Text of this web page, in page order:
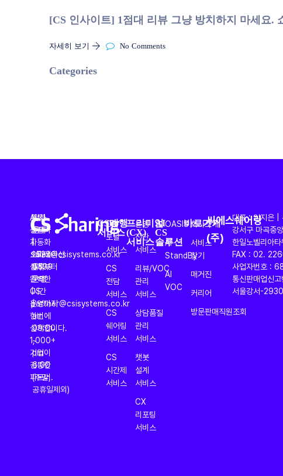
[CS 인사이트] 1점대 리뷰 그냥 방치하지 마세요.
자세히 보기 No Comments
Categories
AI
상담과
자동화
오퍼레이션
설계부터
완벽한
CS
운영까지
한번에
설계합니다.
1,000+
기업이
검증한
파트너.
도입
문의
|
sales@csisystems.co.kr
제휴
문의
|
partner@csisystems.co.kr
전화
문의
|
1522-
5539
운영
시간
|
am
09:00
~
pm
6:00
(주말,
공휴일제외)
CS대행
서비스
CS
토탈
서비스
CS
전담
서비스
CS
쉐어링
서비스
CS
시간제
서비스
프리미엄
(CX)
서비스
운영
진단
서비스
리뷰/VOC
관리
서비스
상담품질
관리
서비스
챗봇
설계
서비스
CX
리포팅
서비스
AI
CS
솔루션
OASIS
AI
StandBy
AI
VOC
바로가기
회사소개
서비스
찾기
매거진
커리어
방문판매직원조회
씨에스쉐어링
(주)
대표 : 임지은 |
강서구 마곡중
한일노벨리아
FAX : 02.
사업자번호 :
통신판매업신
서울강서-